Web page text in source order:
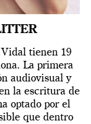
tienen 19
La primera
audiovisual y
la escritura de
optado por el
que dentro